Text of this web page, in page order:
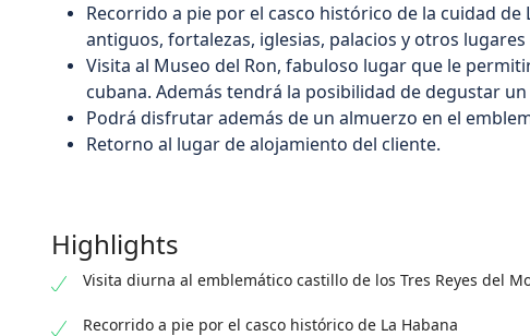
Recorrido a pie por el casco histórico de la cuidad
antiguos, fortalezas, iglesias, palacios y otros
Visita al Museo del Ron, fabuloso lugar que le
cubana. Además tendrá la posibilidad de degustar
Podrá disfrutar además de un almuerzo en el
Retorno al lugar de alojamiento del cliente.
Highlights
Visita diurna al emblemático castillo de los Tres Reyes del
Recorrido a pie por el casco histórico de La Habana